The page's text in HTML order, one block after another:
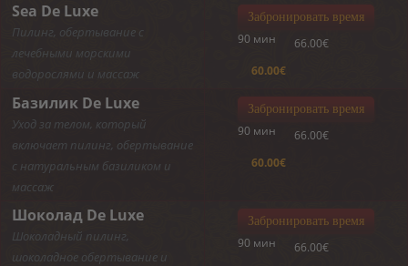
Sea De Luxe
Пилинг, обeртывание с
лечебными морскими
водорослями и массаж
Забронировать время
90 мин
66.00€
60.00€
Базилик De Luxe
Уход за телом, который
включает пилинг, обeртывание
с натуральным базиликом и
массаж
Забронировать время
90 мин
66.00€
60.00€
Шоколад De Luxe
Шоколадный пилинг,
шоколадное обeртывание и
Забронировать время
90 мин
66.00€